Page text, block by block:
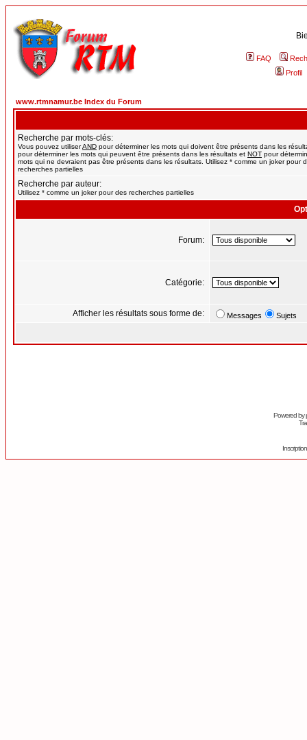
FAQ
Profil
www.rtmnamur.be Index du Forum
Recherche par mots-clés:
Vous pouvez utiliserAND pour déterminer les mots qui doivent être présents dans les
pour déterminer les mots qui peuvent être présents dans les résultats et NOT pour
mots qui ne devraient pas être présents dans les résultats. Utilisez * comme un joker pour
recherches partielles
Recherche par auteur:
Utilisez * comme un joker pour des recherches partielles
Forum:
Catégorie:
Afficher les résultats sous forme de: Messages Sujets
Powered by